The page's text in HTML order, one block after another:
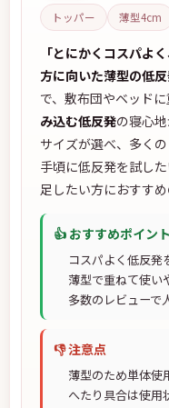
トッパー 薄型4cm
「とにかくコスパよ
方に向いた薄型の低反
で、敷布団やベッドに
み込む低反発の寝心
サイズが選べ、多く
手頃に低反発を試し
足したい方におすすめ
👍 おすすめポイント
コスパよく低反発
薄型で重ねて使い
多数のレビューで
👎 注意点
薄型のため単体使
へたり具合は使用